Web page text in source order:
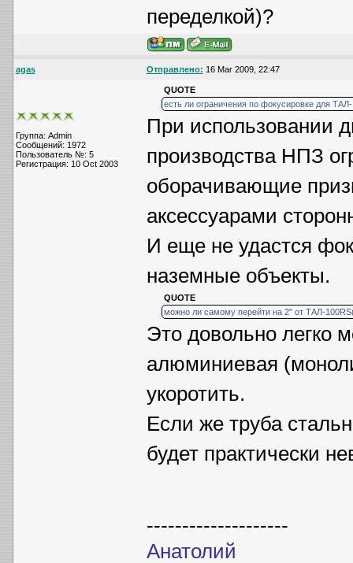
переделкой)?
agas Отправлено: 16 Mar 2009, 22:47
Группа: Admin
Сообщений: 1972
Пользователь №: 5
Регистрация: 10 Oct 2003
QUOTE
есть ли ограничения по фокусировке для
При использовании
производства НПЗ
оборачивающие
аксессуарами
И еще не удастся
наземные объекты.
QUOTE
можно ли самому перейти на 2" от ТАЛ-
Это довольно легко
алюминиевая
укоротить.
Если же труба
будет практически
--------------------
Анатолий